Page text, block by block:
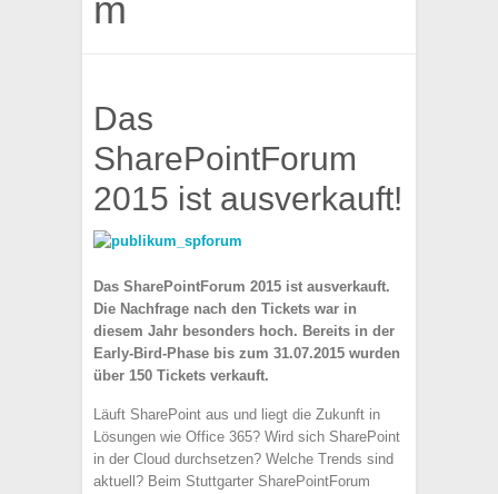
Das
SharePointForum
2015 ist ausverkauft!
Das SharePointForum 2015 ist ausverkauft.
Die Nachfrage nach den Tickets war in
diesem Jahr besonders hoch. Bereits in der
Early-Bird-Phase bis zum 31.07.2015 wurden
über 150 Tickets verkauft.
Läuft SharePoint aus und liegt die Zukunft in
Lösungen wie Office 365? Wird sich SharePoint
in der Cloud durchsetzen? Welche Trends sind
aktuell? Beim Stuttgarter SharePointForum